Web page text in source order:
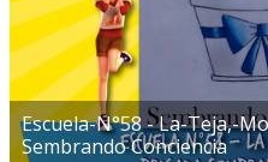
Escuela-N°58 - La-Teja,-
Sembrando Conciencia